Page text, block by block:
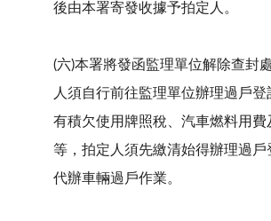
後由本署寄發收據予拍定人。
(六)本署將發函監理單位解除查封
人須自行前往監理單位辦理過戶登
有積欠使用牌照稅、汽車燃料用費
等，拍定人須先繳清始得辦理過戶
代辦車輛過戶作業。